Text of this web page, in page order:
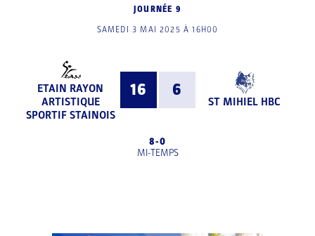
JOURNÉE 9
SAMEDI 3 MAI 2025 À 16H00
ETAIN RAYON
ARTISTIQUE
SPORTIF STAINOIS
16 6
ST MIHIEL HBC
8-0
MI-TEMPS